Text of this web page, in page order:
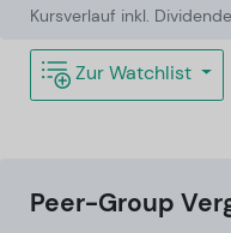
Kursverlauf inkl.
Zur Watchlist
Peer-Group